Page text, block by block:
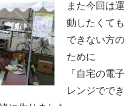
また今回は運
動したくても
できない方の
ために
「自宅の電子
レンジででき